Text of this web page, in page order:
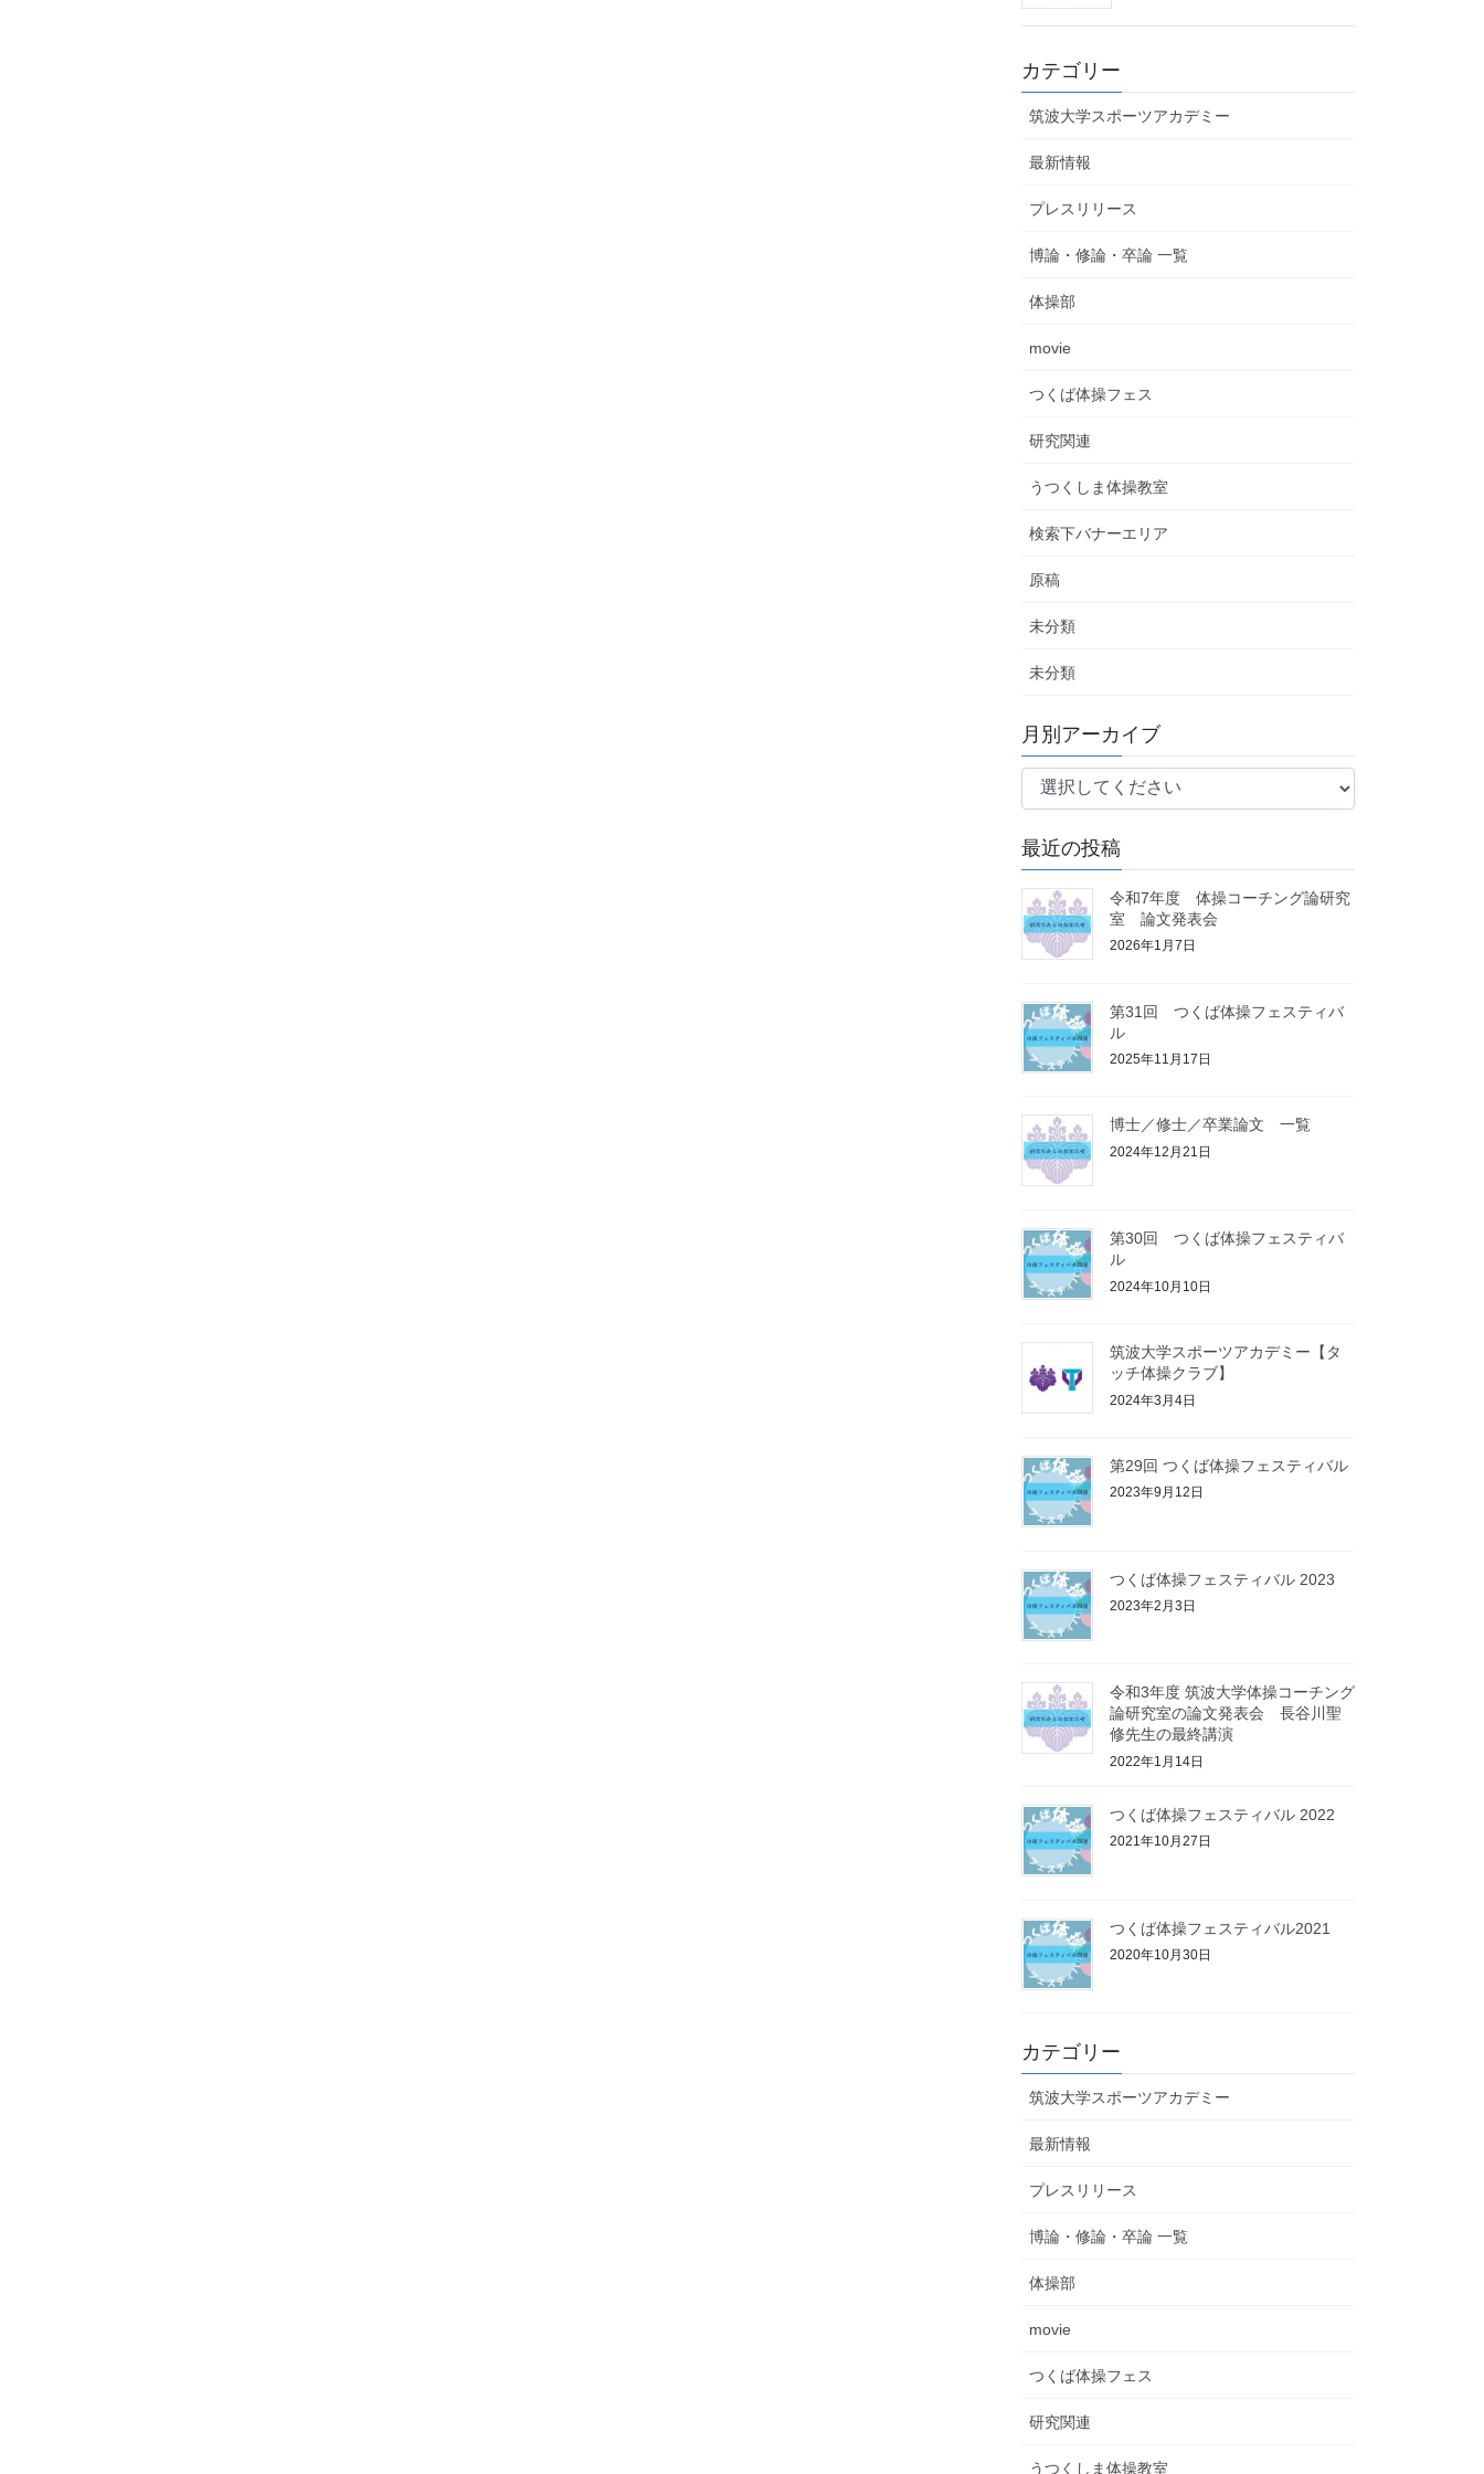
カテゴリー
筑波大学スポーツアカデミー
最新情報
プレスリリース
博論・修論・卒論 一覧
体操部
movie
つくば体操フェス
研究関連
うつくしま体操教室
検索下バナーエリア
原稿
未分類
未分類
月別アーカイブ
最近の投稿
令和7年度 体操コーチング論研究
室 論文発表会
2026年1月7日
第31回 つくば体操フェスティバ
ル
2025年11月17日
博士／修士／卒業論文 一覧
2024年12月21日
第30回 つくば体操フェスティバ
ル
2024年10月10日
筑波大学スポーツアカデミー【タ
ッチ体操クラブ】
2024年3月4日
第29回 つくば体操フェスティバル
2023年9月12日
つくば体操フェスティバル 2023
2023年2月3日
令和3年度 筑波大学体操コーチング
論研究室の論文発表会 長谷川聖
修先生の最終講演
2022年1月14日
つくば体操フェスティバル 2022
2021年10月27日
つくば体操フェスティバル2021
2020年10月30日
カテゴリー
筑波大学スポーツアカデミー
最新情報
プレスリリース
博論・修論・卒論 一覧
体操部
movie
つくば体操フェス
研究関連
うつくしま体操教室